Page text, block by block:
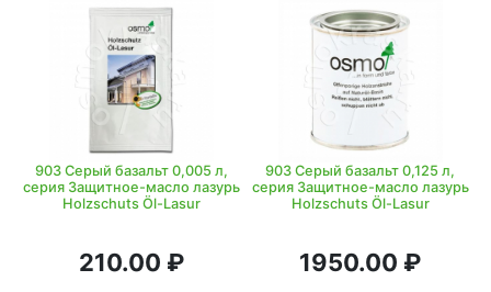
903 Серый базальт 0,005 л,
серия Защитное-масло лазурь
Holzschuts Öl-Lasur
210.00 ₽
903 Серый базальт 0,125 л,
серия Защитное-масло лазурь
Holzschuts Öl-Lasur
1950.00 ₽